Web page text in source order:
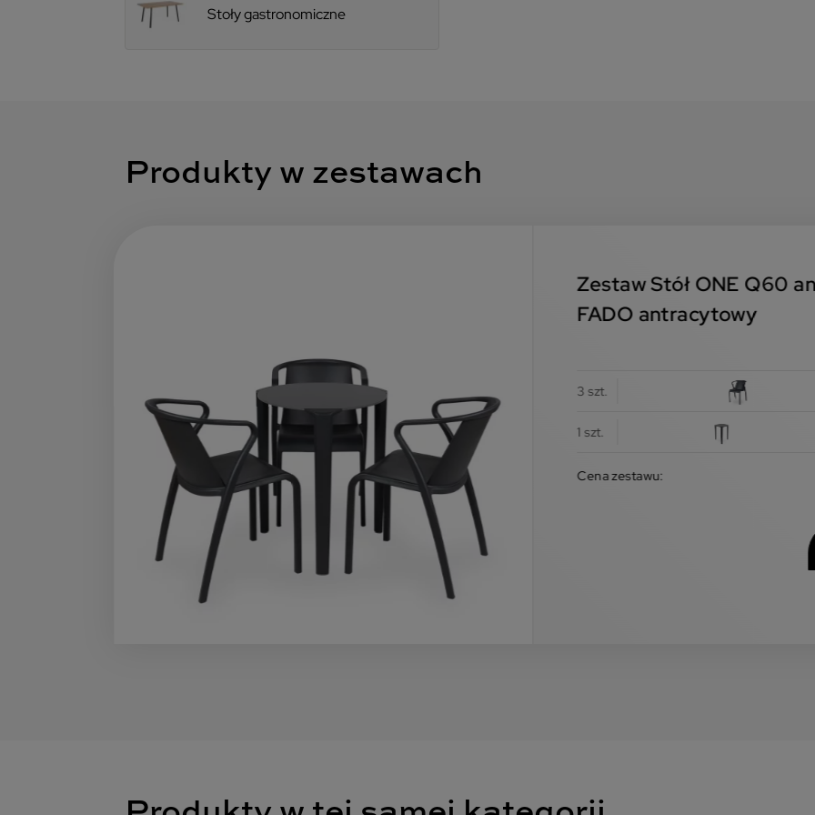
Stoły gastronomiczne
Produkty w zestawach
Zestaw Stół ONE Q60
FADO antracytowy
3 szt.
1 szt.
Cena zestawu: